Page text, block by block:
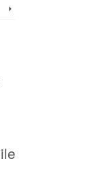
ile